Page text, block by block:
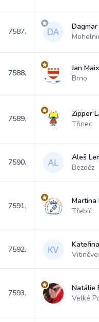
7587.
7588.
Jan
Brno
7589.
Zipper
Třinec
7590.
Aleš
Bezděz
7591.
Martina
Třebíč
7592.
7593.
Natálie
Velké